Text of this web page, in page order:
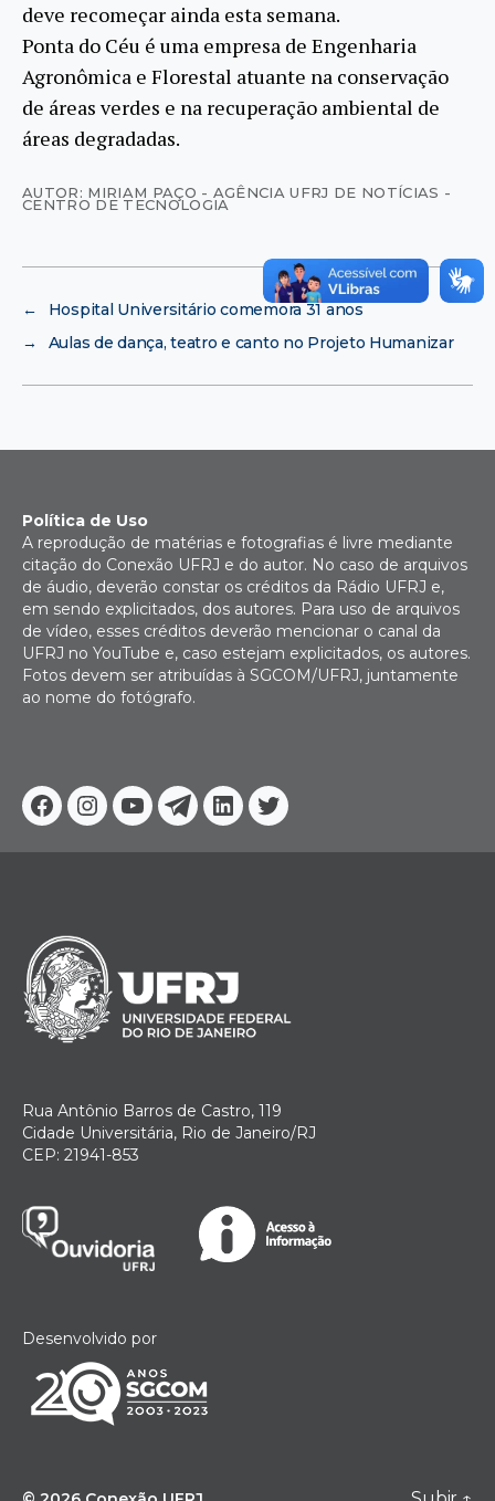
deve recomeçar ainda esta semana.
Ponta do Céu é uma empresa de Engenharia
Agronômica e Florestal atuante na conservação
de áreas verdes e na recuperação ambiental de
áreas degradadas.
AUTOR: MIRIAM PAÇO - AGÊNCIA UFRJ DE NOTÍCIAS -
CENTRO DE TECNOLOGIA
←
Hospital Universitário comemora 31 anos
→
Aulas de dança, teatro e canto no Projeto Humanizar
Facebook
Instagram
YoutubeTelegram
Linkedin
Twitter
Política de Uso
A reprodução de matérias e fotografias é livre mediante
citação do Conexão UFRJ e do autor. No caso de arquivos
de áudio, deverão constar os créditos da Rádio UFRJ e,
em sendo explicitados, dos autores. Para uso de arquivos
de vídeo, esses créditos deverão mencionar o canal da
UFRJ no YouTube e, caso estejam explicitados, os autores.
Fotos devem ser atribuídas à SGCOM/UFRJ, juntamente
ao nome do fotógrafo.
Rua Antônio Barros de Castro, 119
Cidade Universitária, Rio de Janeiro/RJ
CEP: 21941-853
Desenvolvido por